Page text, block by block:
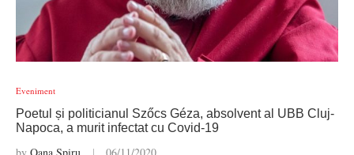
Eveniment
Poetul și politicianul Szőcs Géza, absolvent al UBB Cluj-
Napoca, a murit infectat cu Covid-19